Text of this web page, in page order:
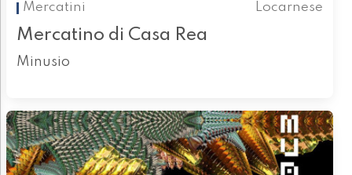
Mercatini
Locarnese
Mercatino di Casa Rea
Minusio